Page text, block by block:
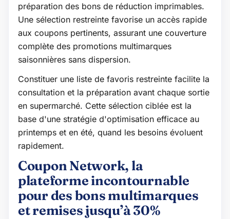
préparation des bons de réduction imprimables.
Une sélection restreinte favorise un accès rapide
aux coupons pertinents, assurant une couverture
complète des promotions multimarques
saisonnières sans dispersion.
Constituer une liste de favoris restreinte facilite la
consultation et la préparation avant chaque sortie
en supermarché. Cette sélection ciblée est la
base d'une stratégie d'optimisation efficace au
printemps et en été, quand les besoins évoluent
rapidement.
Coupon Network, la
plateforme incontournable
pour des bons multimarques
et remises jusqu’à 30%